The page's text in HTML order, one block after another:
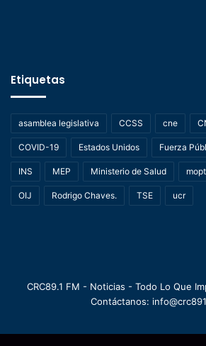
Etiquetas
asamblea legislativa CCSS cne
COVID-19 Estados Unidos Fuerza
INS MEP Ministerio de Salud mopt
OIJ Rodrigo Chaves. TSE ucr
CRC89.1 FM - Noticias - Todo Lo Que
Contáctanos: